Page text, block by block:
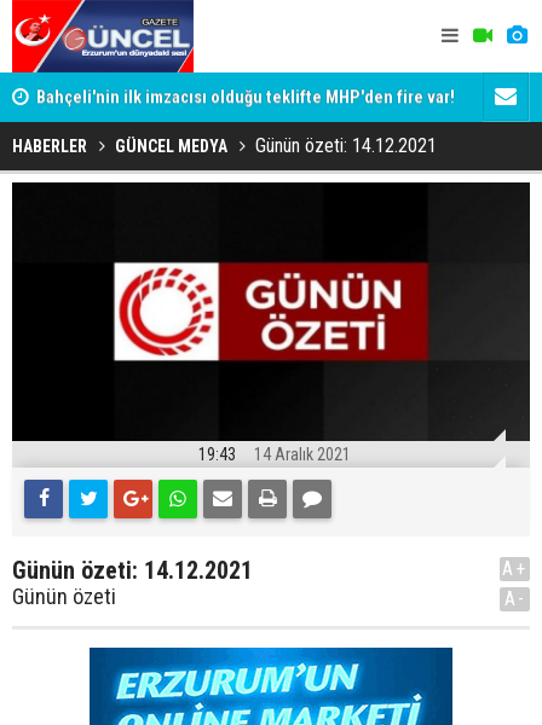
Bahçeli'nin ilk imzacısı olduğu teklifte MHP'den fire var!
İşte imzalamayan o isim
Siyaset-
HABERLER GÜNCEL MEDYA Günün özeti: 14.12.2021
19:43 14 Aralık 2021
Günün özeti: 14.12.2021
Günün özeti
A+
A-